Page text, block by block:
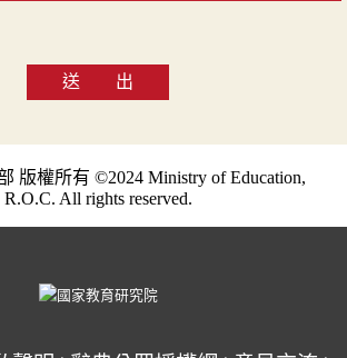
送 出
版權所有 ©2024 Ministry of Education,
R.O.C. All rights reserved.